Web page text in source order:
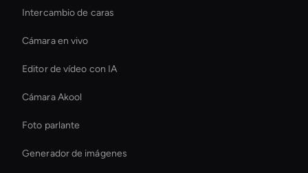
Intercambio de caras
Cámara en vivo
Editor de vídeo con IA
Cámara Akool
Foto parlante
Generador de imágenes